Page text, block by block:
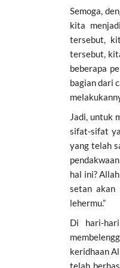
kita
tersebut,
tersebut,
beberapa
bagian dari
Jadi, untuk
sifat-sifat
yang telah
hal ini?
setan akan
lehermu.”
Di hari-
keridhaan
telah